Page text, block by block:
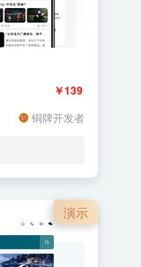
￥139
铜牌开发者
演示